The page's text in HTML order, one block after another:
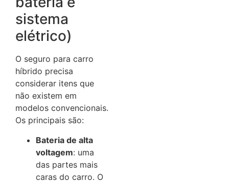
sistema
elétrico)
O seguro para carro
híbrido precisa
considerar itens que
não existem em
modelos convencionais.
Os principais são:
Bateria de alta
voltagem: uma
das partes mais
caras do carro. O